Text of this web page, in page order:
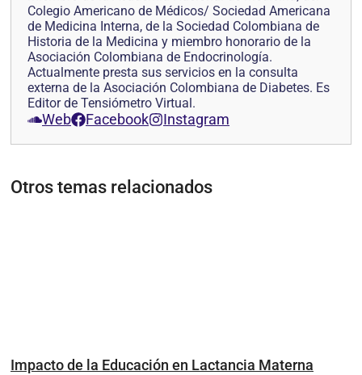
Colegio Americano de Médicos/ Sociedad Americana
de Medicina Interna, de la Sociedad Colombiana de
Historia de la Medicina y miembro honorario de la
Asociación Colombiana de Endocrinología.
Actualmente presta sus servicios en la consulta
externa de la Asociación Colombiana de Diabetes. Es
Editor de Tensiómetro Virtual.
Web Facebook Instagram
Otros temas relacionados
Impacto de la Educación en Lactancia Materna